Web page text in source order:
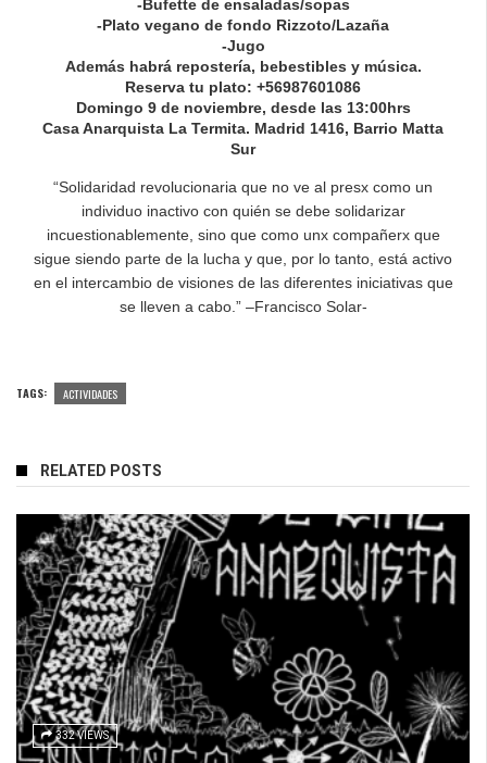
-Bufette de ensaladas/sopas
-Plato vegano de fondo Rizzoto/Lazaña
-Jugo
Además habrá repostería, bebestibles y música.
Reserva tu plato: +56987601086
Domingo 9 de noviembre, desde las 13:00hrs
Casa Anarquista La Termita. Madrid 1416, Barrio Matta
Sur
“Solidaridad revolucionaria que no ve al presx como un
individuo inactivo con quién se debe solidarizar
incuestionablemente, sino que como unx compañerx que
sigue siendo parte de la lucha y que, por lo tanto, está activo
en el intercambio de visiones de las diferentes iniciativas que
se lleven a cabo.” –Francisco Solar-
TAGS: ACTIVIDADES
RELATED POSTS
332 VIEWS